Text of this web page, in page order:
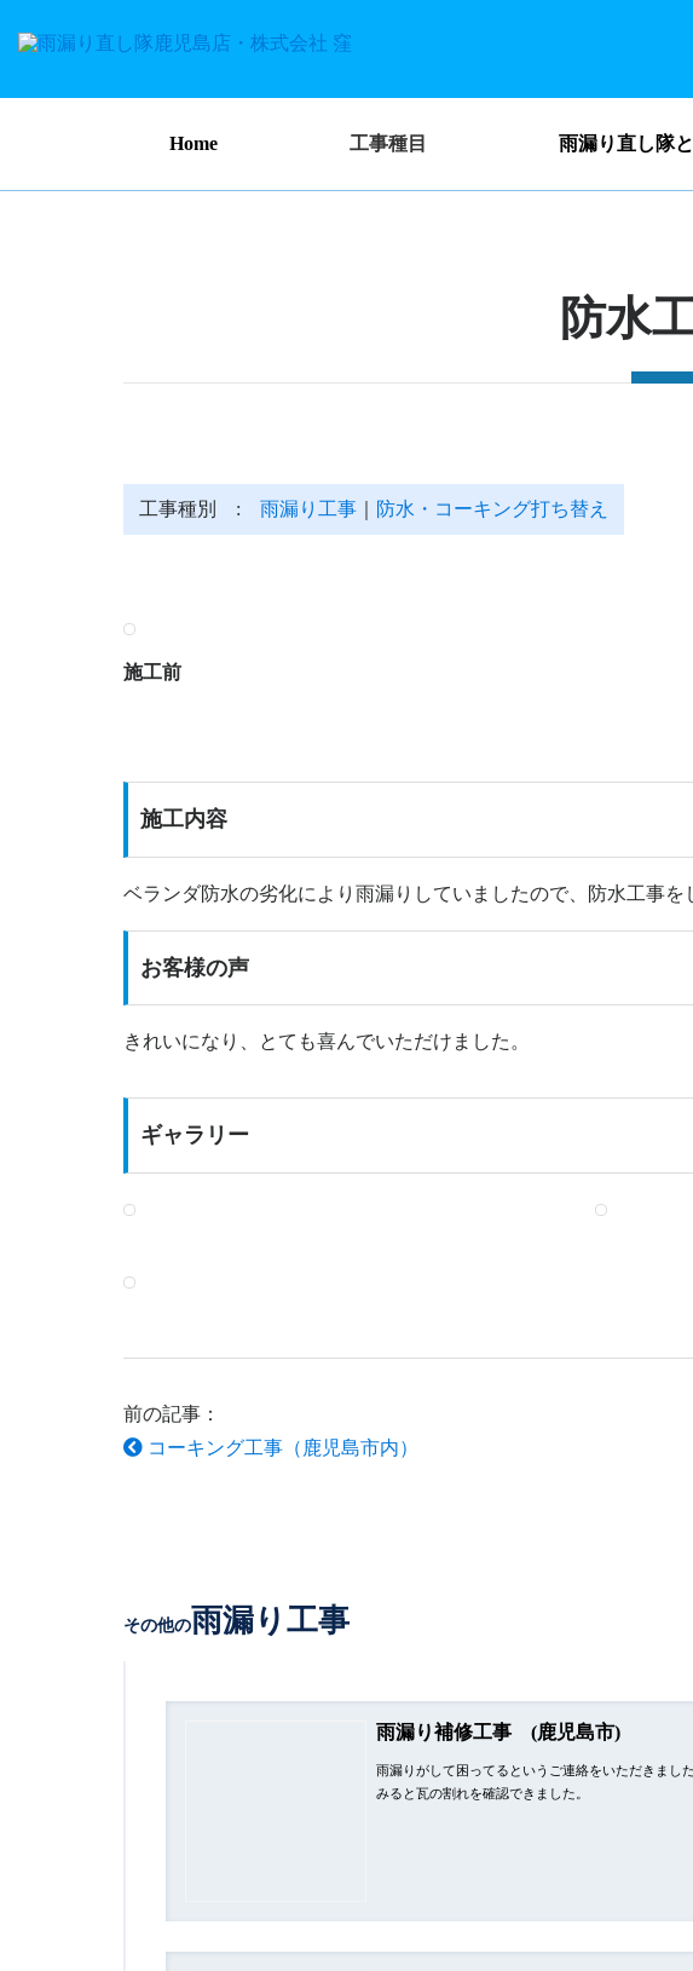
Home 工事種目 雨漏り直し隊
防水
工事種別 : 雨漏り工事｜ 防水・コーキング打ち替え
施工前
施工内容
ベランダ防水の劣化により雨漏りしていましたので、防水工事を
お客様の声
きれいになり、とても喜んでいただけました。
ギャラリー
前の記事：
コーキング工事（鹿児島市内）
その他の雨漏り工事
雨漏り補修工事 (鹿児島市)
雨漏りがして困ってるというご連絡をいただきまし
みると瓦の割れを確認できました。